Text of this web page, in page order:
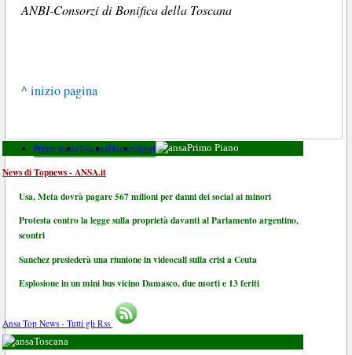
ANBI-Consorzi di Bonifica della Toscana
^ inizio pagina
Primo pianoToscanaFinanzaSport Primo Piano
News di Topnews - ANSA.it
Usa, Meta dovrà pagare 567 milioni per danni dei social ai minori
Protesta contro la legge sulla proprietà davanti al Parlamento argentino,
scontri
Sanchez presiederà una riunione in videocall sulla crisi a Ceuta
Esplosione in un mini bus vicino Damasco, due morti e 13 feriti
Ansa Top News - Tutti gli Rss
Toscana